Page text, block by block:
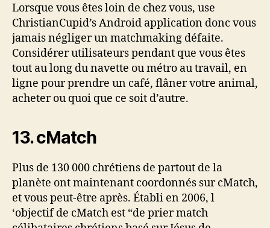
Lorsque vous êtes loin de chez vous, use
ChristianCupid’s Android application donc vous
jamais négliger un matchmaking défaite.
Considérer utilisateurs pendant que vous êtes
tout au long du navette ou métro au travail, en
ligne pour prendre un café, flâner votre animal,
acheter ou quoi que ce soit d’autre.
13. cMatch
Plus de 130 000 chrétiens de partout de la
planète ont maintenant coordonnés sur cMatch,
et vous peut-être après. Établi en 2006, l
‘objectif de cMatch est “de prier match